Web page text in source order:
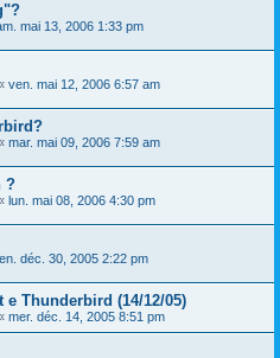
mai 13, 2006 1:33 pm
ven. mai 12, 2006 6:57 am
mar. mai 09, 2006 7:59 am
?
lun. mai 08, 2006 4:30 pm
déc. 30, 2005 2:22 pm
e Thunderbird (14/12/05)
mer. déc. 14, 2005 8:51 pm